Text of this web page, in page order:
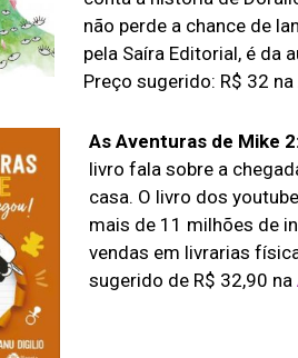
não perde a chance de
pela Saíra Editorial, é da
Preço sugerido: R$ 32 na
As Aventuras de Mike
livro fala sobre a
casa. O livro dos
mais de 11 milhões de
vendas em livrarias
sugerido de R$ 32,90 na